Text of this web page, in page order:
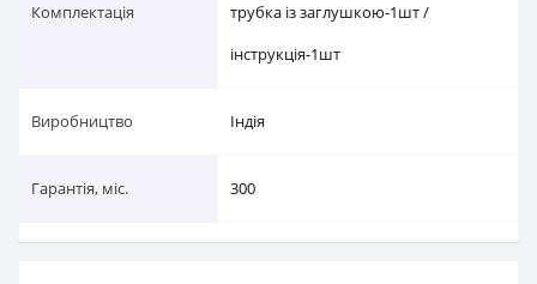
Комплектація
трубка із заглушкою-1шт /
інструкція-1шт
Виробництво Індія
Гарантія, міс. 300